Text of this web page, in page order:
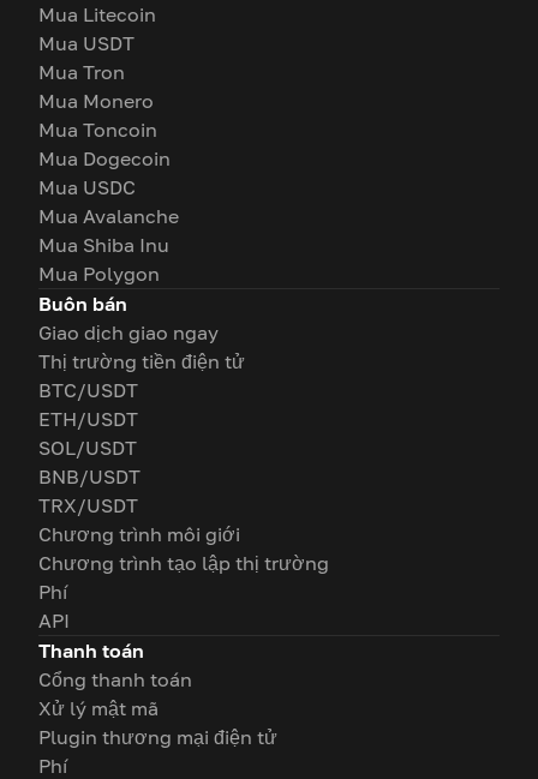
Mua Litecoin
Mua USDT
Mua Tron
Mua Monero
Mua Toncoin
Mua Dogecoin
Mua USDC
Mua Avalanche
Mua Shiba Inu
Mua Polygon
Buôn bán
Giao dịch giao ngay
Thị trường tiền điện tử
BTC/USDT
ETH/USDT
SOL/USDT
BNB/USDT
TRX/USDT
Chương trình môi giới
Chương trình tạo lập thị trường
Phí
API
Thanh toán
Cổng thanh toán
Xử lý mật mã
Plugin thương mại điện tử
Phí